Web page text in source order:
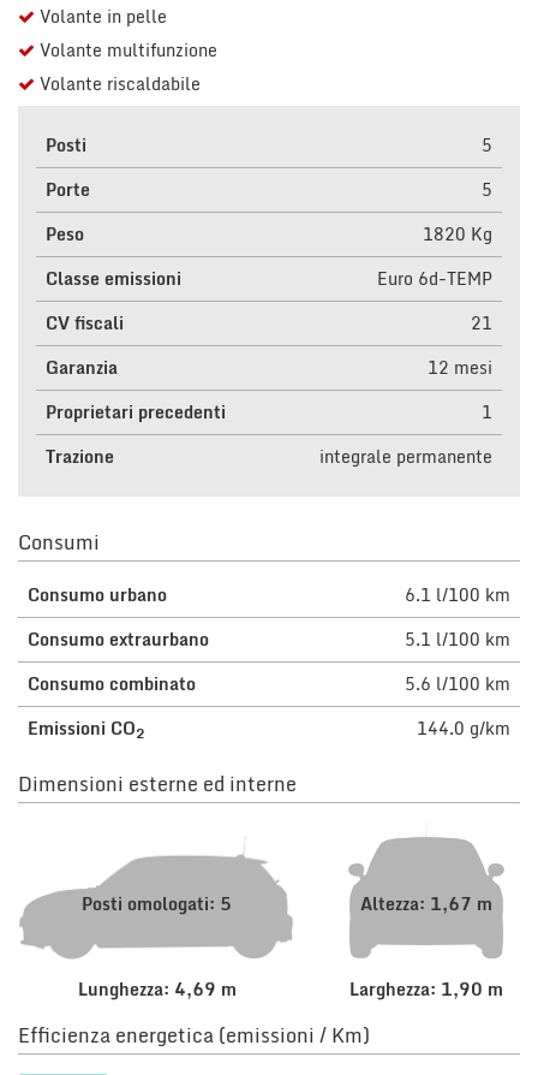
Volante in pelle
Volante multifunzione
Volante riscaldabile
Posti
5
Porte
5
Peso
1820 Kg
Classe emissioni
Euro 6d-TEMP
CV fiscali
21
Garanzia
12 mesi
Proprietari precedenti
1
Trazione
integrale permanente
Consumi
Consumo urbano
6.1 l/100 km
Consumo extraurbano
5.1 l/100 km
Consumo combinato
5.6 l/100 km
Emissioni CO2 144.0 g/km
Dimensioni esterne ed interne
Posti omologati: 5
Lunghezza: 4,69 m
Altezza: 1,67 m
Larghezza: 1,90 m
Efficienza energetica (emissioni / Km)